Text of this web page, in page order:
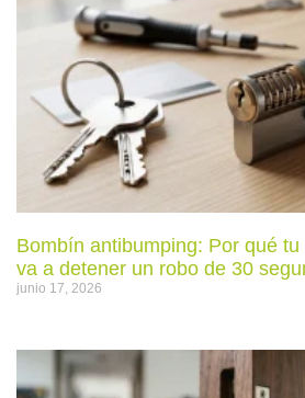
Bombín antibumping: Por qué
va a detener un robo de 30
junio 17, 2026